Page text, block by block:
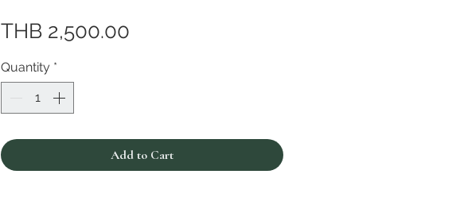
THB 2,500.00
Quantity *
Add to Cart